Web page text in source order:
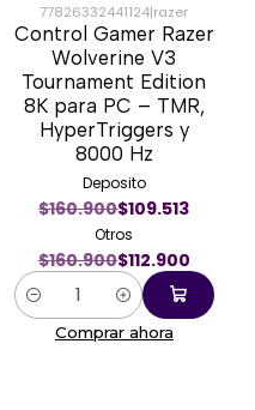
-30%
77826332441124|razer
Control Gamer Razer
Wolverine V3
Tournament Edition
8K para PC – TMR,
HyperTriggers y
8000 Hz
Deposito
$160.900$109.513
Otros
$160.900$112.900
Cantidad
Comprar ahora